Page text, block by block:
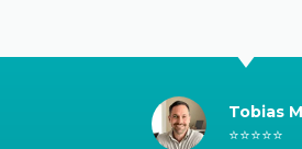
Tobias
⭐⭐⭐⭐⭐